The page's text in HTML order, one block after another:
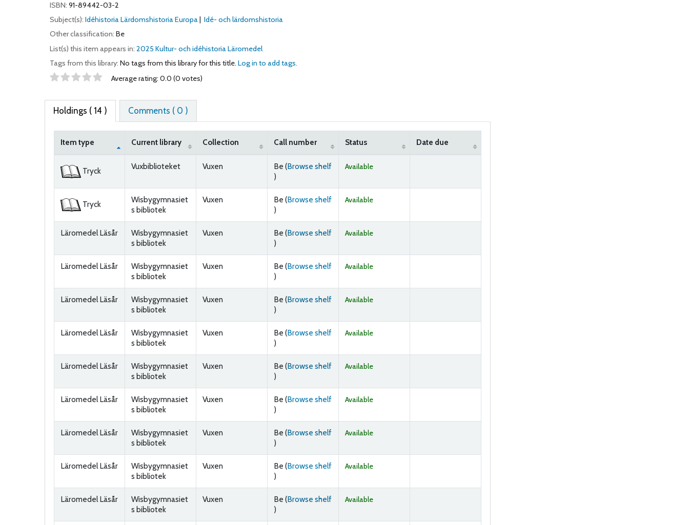
ISBN: 91-89442-03-2
Subject(s): Idéhistoria Lärdomshistoria Europa
Idé- och lärdomshistoria
Other classification: Be
List(s) this item appears in: 2025 Kultur- och idéhistoria Läromedel
Tags from this library: No tags from this library for this title. Log in to add tags.
Star ratings Average rating: 0.0 (0 votes)
Holdings ( 14 ) Comments ( 0 )
Item type Current library Collection Call number Status Date due
Tryck Vuxbiblioteket Vuxen Be (Browse shelf
(Opens below)
)
Available
Tryck
Wisbygymnasiet
s bibliotek
Vuxen Be (Browse shelf
(Opens below)
)
Available
Läromedel Läsår
Wisbygymnasiet
s bibliotek
Vuxen Be (Browse shelf
(Opens below)
)
Available
Läromedel Läsår
Wisbygymnasiet
s bibliotek
Vuxen Be (Browse shelf
(Opens below)
)
Available
Läromedel Läsår
Wisbygymnasiet
s bibliotek
Vuxen Be (Browse shelf
(Opens below)
)
Available
Läromedel Läsår
Wisbygymnasiet
s bibliotek
Vuxen Be (Browse shelf
(Opens below)
)
Available
Läromedel Läsår
Wisbygymnasiet
s bibliotek
Vuxen Be (Browse shelf
(Opens below)
)
Available
Läromedel Läsår
Wisbygymnasiet
s bibliotek
Vuxen Be (Browse shelf
(Opens below)
)
Available
Läromedel Läsår
Wisbygymnasiet
s bibliotek
Vuxen Be (Browse shelf
(Opens below)
)
Available
Läromedel Läsår
Wisbygymnasiet
s bibliotek
Vuxen Be (Browse shelf
(Opens below)
)
Available
Läromedel Läsår
Wisbygymnasiet
s bibliotek
Vuxen Be (Browse shelf
(Opens below)
)
Available